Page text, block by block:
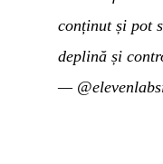
conținut și pot
deplină și
—